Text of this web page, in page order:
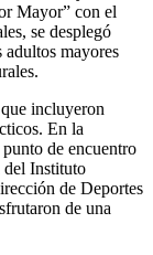
Mayor” con el
se desplegó
adultos mayores
incluyeron
En la
de encuentro
del Instituto
de Deportes
de una